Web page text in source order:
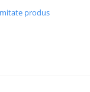
produs